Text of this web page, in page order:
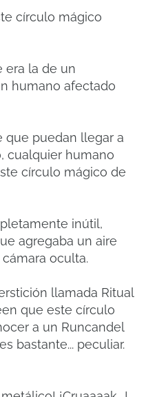
círculo mágico
era la de un
humano afectado
que puedan llegar a
cualquier humano
círculo mágico de
inútil,
agregaba un aire
oculta.
llamada Ritual
que este círculo
a un Runcandel
bastante... peculiar.